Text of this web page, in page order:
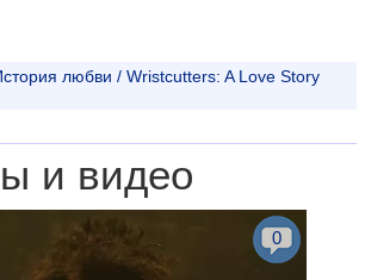
любви / Wristcutters: A Love Story
и видео
0